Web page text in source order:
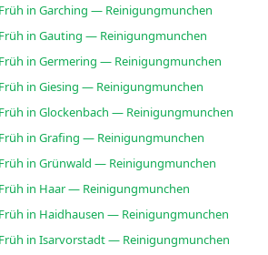
in Garching — Reinigungmunchen
in Gauting — Reinigungmunchen
in Germering — Reinigungmunchen
in Giesing — Reinigungmunchen
in Glockenbach — Reinigungmunchen
in Grafing — Reinigungmunchen
in Grünwald — Reinigungmunchen
in Haar — Reinigungmunchen
in Haidhausen — Reinigungmunchen
in Isarvorstadt — Reinigungmunchen